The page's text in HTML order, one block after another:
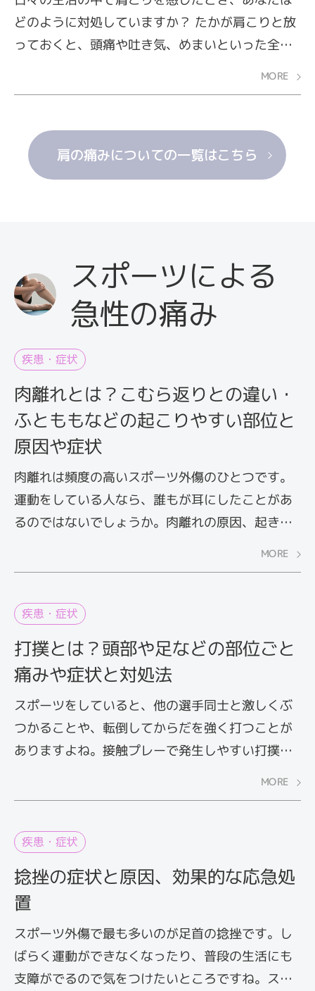
どのように対処していますか？ たかが肩こりと放
っておくと、頭痛や吐き気、めまいといった全身
の不調につながる可能性もあるので、早めの対処
が必要です。ここでは、マッサージ療法、温熱療
物療法の5つの対策をご紹介します。
MORE
肩の痛みについての一覧はこちら
スポーツによる
急性の痛み
疾患・症状
肉離れとは？こむら返りとの違い・
ふとももなどの起こりやすい部位と
原因や症状
肉離れは頻度の高いスポーツ外傷のひとつです。
運動をしている人なら、誰もが耳にしたことがあ
るのではないでしょうか。肉離れの原因、起きや
すい部位や、肉離れと間違えやすい症状について
解説します。
MORE
疾患・症状
打撲とは？頭部や足などの部位ごと
痛みや症状と対処法
スポーツをしていると、他の選手同士と激しくぶ
つかることや、転倒してからだを強く打つことが
ありますよね。接触プレーで発生しやすい打撲は
内出血を伴わない場合には軽視されがちですが、
実は骨折していたり、皮下組織にまでダメージを
くみてはいけません。打撲の症状と原因について
MORE
疾患・症状
捻挫の症状と原因、効果的な応急処
置
スポーツ外傷で最も多いのが足首の捻挫です。し
ばらく運動ができなくなったり、普段の生活にも
支障がでるので気をつけたいところですね。スポ